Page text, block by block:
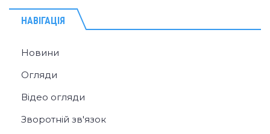
НАВІГАЦІЯ
Новини
Огляди
Відео огляди
Зворотній зв'язок